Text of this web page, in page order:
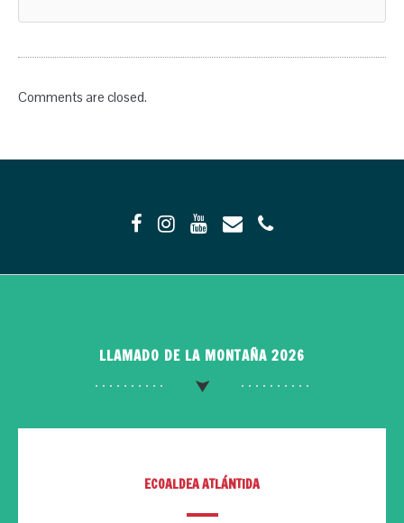
Comments are closed.
LLAMADO DE LA MONTAÑA 2026
ECOALDEA ATLÁNTIDA